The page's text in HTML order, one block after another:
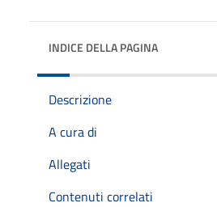
INDICE DELLA PAGINA
Descrizione
A cura di
Allegati
Contenuti correlati